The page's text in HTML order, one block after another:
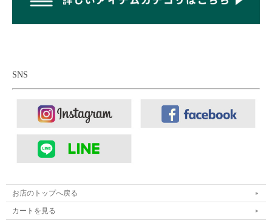
SNS
お店のトップへ戻る
カートを見る